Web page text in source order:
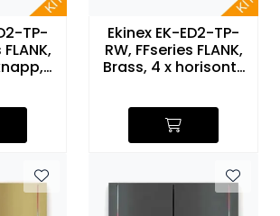
TP-
Ekinex EK-ED2-TP-
RW, FFseries FLANK,
Brass, 4 x horisont.,